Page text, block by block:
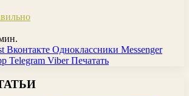
Вконтакте Одноклассники Messenger
Telegram Viber Печатать